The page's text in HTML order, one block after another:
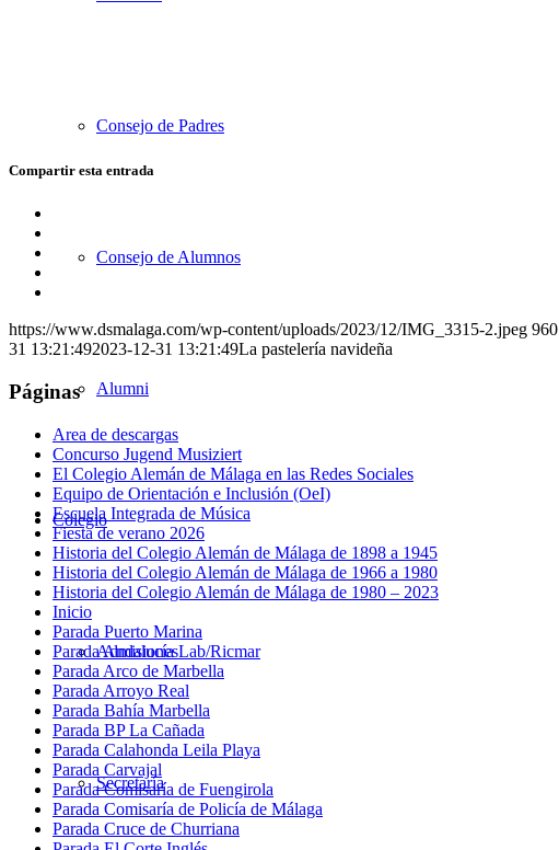
Consejo de Padres
Consejo de Alumnos
Alumni
Colegio
Admisiones
Secretaría
Compartir esta entrada
Facebook
Compartir
correo
https://www.dsmalaga.com/wp-content/uploads/2023/12/IMG_3315-2.jpeg 960
31 13:21:492023-12-31 13:21:49La pastelería navideña
Páginas
Area de descargas
Concurso Jugend Musiziert
El Colegio Alemán de Málaga en las Redes Sociales
Equipo de Orientación e Inclusión (OeI)
Escuela Integrada de Música
Fiesta de verano 2026
Historia del Colegio Alemán de Málaga de 1898 a 1945
Historia del Colegio Alemán de Málaga de 1966 a 1980
Historia del Colegio Alemán de Málaga de 1980 – 2023
Inicio
Parada Puerto Marina
Parada Andalucía Lab/Ricmar
Parada Arco de Marbella
Parada Arroyo Real
Parada Bahía Marbella
Parada BP La Cañada
Parada Calahonda Leila Playa
Parada Carvajal
Parada Comisaría de Fuengirola
Parada Comisaría de Policía de Málaga
Parada Cruce de Churriana